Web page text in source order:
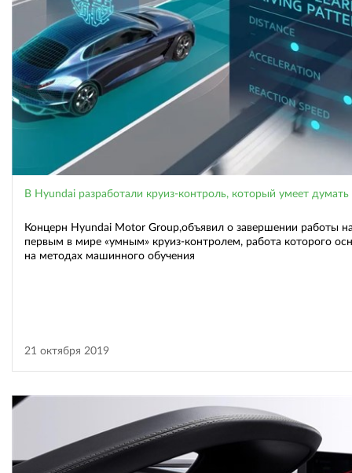
В Hyundai разработали круиз-контроль, который умеет думать
Концерн Hyundai Motor Group,объявил о завершении работы
первым в мире «умным» круиз-контролем, работа которого
на методах машинного обучения
21 октября 2019